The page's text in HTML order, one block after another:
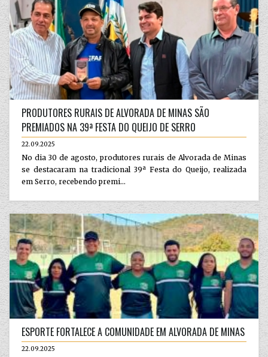
PRODUTORES RURAIS DE ALVORADA DE MINAS SÃO
PREMIADOS NA 39ª FESTA DO QUEIJO DE SERRO
22.09.2025
No dia 30 de agosto, produtores rurais de Alvorada de Minas
se destacaram na tradicional 39ª Festa do Queijo, realizada
em Serro, recebendo premi...
ESPORTE FORTALECE A COMUNIDADE EM ALVORADA DE MINAS
22.09.2025